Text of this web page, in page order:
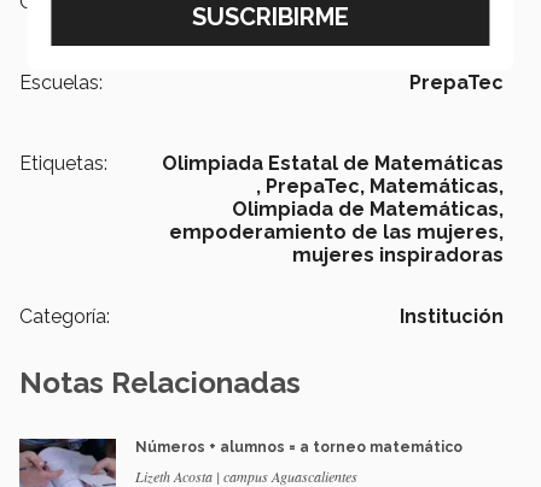
Escuelas: PrepaTec
Etiquetas:
Olimpiada Estatal de Matemáticas
, PrepaTec, Matemáticas,
Olimpiada de Matemáticas,
empoderamiento de las mujeres,
mujeres inspiradoras
Categoría: Institución
Notas Relacionadas
Números + alumnos = a torneo matemático
Lizeth Acosta | campus Aguascalientes